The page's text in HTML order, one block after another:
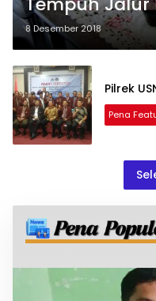
Menristekdikti
8 Desember 2018
Pilrek
Pena